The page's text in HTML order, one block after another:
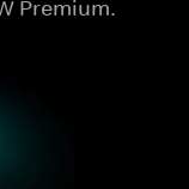
Premium.